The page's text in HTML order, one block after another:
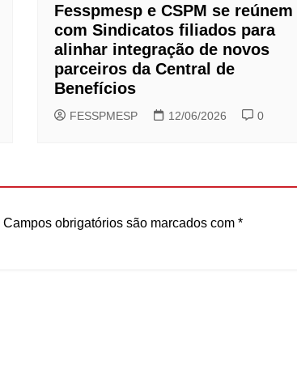
Fesspmesp e CSPM se reúnem
com Sindicatos filiados para
alinhar integração de novos
parceiros da Central de
Benefícios
FESSPMESP 12/06/2026 0
Campos obrigatórios são marcados com *